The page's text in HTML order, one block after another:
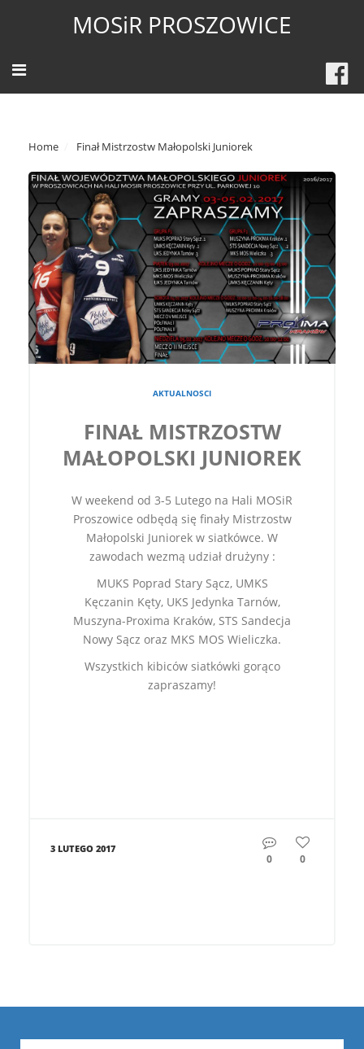
MOSiR PROSZOWICE
Home Finał Mistrzostw Małopolski Juniorek
AKTUALNOSCI
FINAŁ MISTRZOSTW
MAŁOPOLSKI JUNIOREK
W weekend od 3-5 Lutego na Hali MOSiR
Proszowice odbędą się finały Mistrzostw
Małopolski Juniorek w siatkówce. W
zawodach wezmą udział drużyny :
MUKS Poprad Stary Sącz, UMKS
Kęczanin Kęty, UKS Jedynka Tarnów,
Muszyna-Proxima Kraków, STS Sandecja
Nowy Sącz oraz MKS MOS Wieliczka.
Wszystkich kibiców siatkówki gorąco
zapraszamy!
3 LUTEGO 2017
0 0